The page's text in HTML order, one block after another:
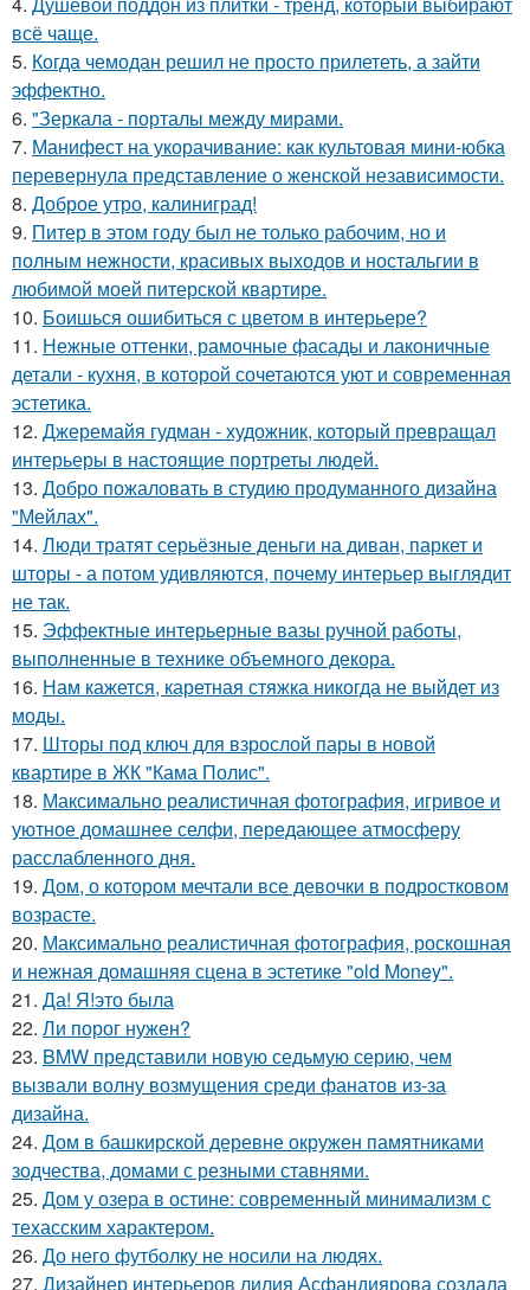
всё чаще.
5. Когда чемодан решил не просто прилететь, а зайти
эффектно.
6. "Зеркала - порталы между мирами.
7. Манифест на укорачивание: как культовая мини-юбка
перевернула представление о женской независимости.
8. Доброе утро, калиниград!
9. Питер в этом году был не только рабочим, но и
полным нежности, красивых выходов и ностальгии в
любимой моей питерской квартире.
10. Боишься ошибиться с цветом в интерьере?
11. Нежные оттенки, рамочные фасады и лаконичные
детали - кухня, в которой сочетаются уют и современная
эстетика.
12. Джеремайя гудман - художник, который превращал
интерьеры в настоящие портреты людей.
13. Добро пожаловать в студию продуманного дизайна
"Мейлах".
14. Люди тратят серьёзные деньги на диван, паркет и
шторы - а потом удивляются, почему интерьер выглядит
не так.
15. Эффектные интерьерные вазы ручной работы,
выполненные в технике объемного декора.
16. Нам кажется, каретная стяжка никогда не выйдет из
моды.
17. Шторы под ключ для взрослой пары в новой
квартире в ЖК "Кама Полис".
18. Максимально реалистичная фотография, игривое и
уютное домашнее селфи, передающее атмосферу
расслабленного дня.
19. Дом, о котором мечтали все девочки в подростковом
возрасте.
20. Максимально реалистичная фотография, роскошная
и нежная домашняя сцена в эстетике "old Money".
21. Да! Я!это была
22. Ли порог нужен?
23. BMW представили новую седьмую серию, чем
вызвали волну возмущения среди фанатов из-за
дизайна.
24. Дом в башкирской деревне окружен памятниками
зодчества, домами с резными ставнями.
25. Дом у озера в остине: современный минимализм с
техасским характером.
26. До него футболку не носили на людях.
27. Дизайнер интерьеров лилия Асфандиярова создала